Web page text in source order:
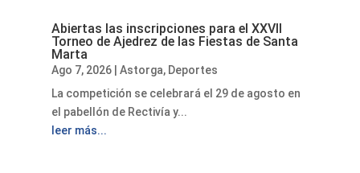
Abiertas las inscripciones para el XXVII
Torneo de Ajedrez de las Fiestas de Santa
Marta
Ago 7, 2026| Astorga, Deportes
La competición se celebrará el 29 de agosto en
el pabellón de Rectivía y...
leer más...